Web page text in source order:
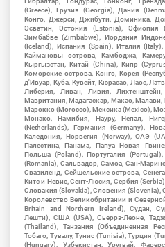
(Greece), Грузия (Georgia), Дания
Конго, Джерси, Джибути, Доминика,
Эсватин, Эстония (Estonia), Эфиопия
Зимбабве (Zimbabwe), Иордания
(Iceland), Испания (Spain), Италия (Italy),
Каймановы острова, Камбоджа,
Кыргызстан, Китай (China), Кипр
Коморские острова, Конго, Корея
д'Ивуар, Куба, Кувейт, Кюрасао, Лаос,
Либерия, Ливан, Ливия,
Мавритания, Мадагаскар, Макао,
Марокко (Morocco), Мексика (Mexico),
Монако, Намибия, Науру, Непал,
(Netherlands), Германия (Germany),
Каледония, Норвегия (Norway), ОАЭ
Палестина, Панама, Папуа Новая
Польша (Poland), Португалия
(Romania), Сальвадор, Самоа, Сан-
Свазиленд, Сейшельские острова,
Китс и Невис, Сент-Люсия, Сербия
Словакия (Slovakia), Словения
Королевство Великобритании и
Britain and Northern Ireland), Судан,
Лешти), США (USA), Сьерра-Леоне,
(Thailand), Танзания (Объединенная
Тобаго, Тувалу, Тунис (Tunisia), Турция
(Hungary), Узбекистан, Уругвай,